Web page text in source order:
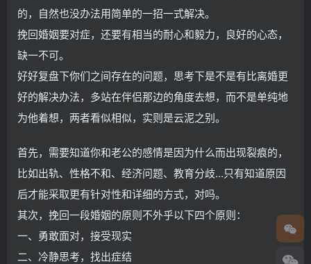
的，自然也没办法用简单的一招一式解决。
挽回婚姻要对症，还要有相当的耐心和毅力，良好的心态，
缺一不可。
好好复盘下你们之间存在的问题，思考下是不是有比离婚更
好的解决办法，多站在伴侣那边的角度去想，而不是单纯地
为他着想，两者看似相似，实则是云泥之别。
首先，需要知道你和老公的感情是因为什么而出现裂痕的，
比如出轨、性格不和、经济问题、教育分歧...只有知道原因
后才能采取更有针对性和详细的方式，对吗。
其次，挽回一段婚姻的原则不外乎以下四个原则：
一、勇敢面对，接受现实
二、冷静思考，找出症结